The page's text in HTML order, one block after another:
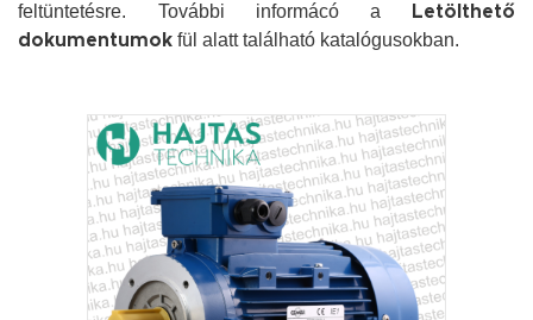
feltüntetésre.
További informácó a
Letölthető
dokumentumok fül alatt található katalógusokban.